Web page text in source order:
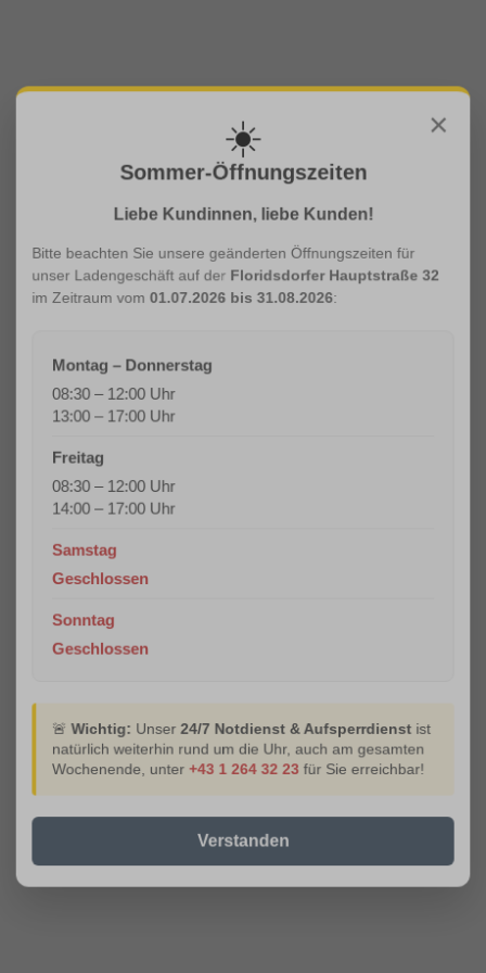
×
☀️
Sommer-Öffnungszeiten
Liebe Kundinnen, liebe Kunden!
Bitte beachten Sie unsere geänderten Öffnungszeiten für
unser Ladengeschäft auf der Floridsdorfer Hauptstraße 32
im Zeitraum vom 01.07.2026 bis 31.08.2026:
Montag – Donnerstag
08:30 – 12:00 Uhr
13:00 – 17:00 Uhr
Freitag
08:30 – 12:00 Uhr
14:00 – 17:00 Uhr
Samstag
Geschlossen
Sonntag
Geschlossen
🚨 Wichtig:Unser 24/7 Notdienst & Aufsperrdienst ist
natürlich weiterhin rund um die Uhr, auch am gesamten
Wochenende, unter +43 1 264 32 23 für Sie erreichbar!
Verstanden